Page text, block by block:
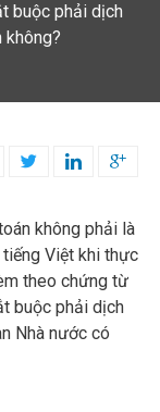
buộc phải dịch
không?
  
không phải là
Việt khi thực
theo chứng từ
buộc phải dịch
Nhà nước có